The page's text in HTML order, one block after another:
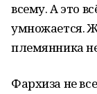
всему. А это
умножается.
племянника
Фархиза не